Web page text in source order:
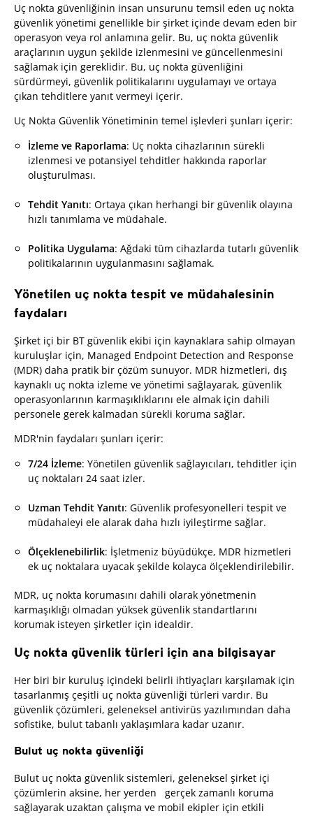
Uç nokta güvenliğinin insan unsurunu temsil eden uç nokta
güvenlik yönetimi genellikle bir şirket içinde devam eden bir
operasyon veya rol anlamına gelir. Bu, uç nokta güvenlik
araçlarının uygun şekilde izlenmesini ve güncellenmesini
sağlamak için gereklidir. Bu, uç nokta güvenliğini
sürdürmeyi, güvenlik politikalarını uygulamayı ve ortaya
çıkan tehditlere yanıt vermeyi içerir.
Uç Nokta Güvenlik Yönetiminin temel işlevleri şunları içerir:
İzleme ve Raporlama: Uç nokta cihazlarının sürekli
izlenmesi ve potansiyel tehditler hakkında raporlar
oluşturulması.
Tehdit Yanıtı: Ortaya çıkan herhangi bir güvenlik olayına
hızlı tanımlama ve müdahale.
Politika Uygulama: Ağdaki tüm cihazlarda tutarlı güvenlik
politikalarının uygulanmasını sağlamak.
Yönetilen uç nokta tespit ve müdahalesinin
faydaları
Şirket içi bir BT güvenlik ekibi için kaynaklara sahip olmayan
kuruluşlar için, Managed Endpoint Detection and Response
(MDR) daha pratik bir çözüm sunuyor. MDR hizmetleri, dış
kaynaklı uç nokta izleme ve yönetimi sağlayarak, güvenlik
operasyonlarının karmaşıklıklarını ele almak için dahili
personele gerek kalmadan sürekli koruma sağlar.
MDR'nin faydaları şunları içerir:
7/24 İzleme: Yönetilen güvenlik sağlayıcıları, tehditler için
uç noktaları 24 saat izler.
Uzman Tehdit Yanıtı: Güvenlik profesyonelleri tespit ve
müdahaleyi ele alarak daha hızlı iyileştirme sağlar.
Ölçeklenebilirlik: İşletmeniz büyüdükçe, MDR hizmetleri
ek uç noktalara uyacak şekilde kolayca ölçeklendirilebilir.
MDR, uç nokta korumasını dahili olarak yönetmenin
karmaşıklığı olmadan yüksek güvenlik standartlarını
korumak isteyen şirketler için idealdir.
Uç nokta güvenlik türleri için ana bilgisayar
Her biri bir kuruluş içindeki belirli ihtiyaçları karşılamak için
tasarlanmış çeşitli uç nokta güvenliği türleri vardır. Bu
güvenlik çözümleri, geleneksel antivirüs yazılımından daha
sofistike, bulut tabanlı yaklaşımlara kadar uzanır.
Bulut uç nokta güvenliği
Bulut uç nokta güvenlik sistemleri, geleneksel şirket içi
çözümlerin aksine, her yerden
gerçek zamanlı koruma
sağlayarak uzaktan çalışma ve mobil ekipler için etkili